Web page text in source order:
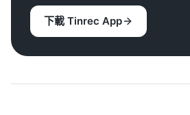
下載 Tinrec App